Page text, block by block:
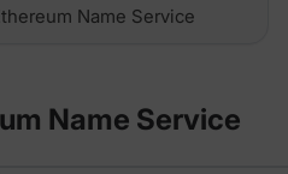
Name Service
Name Service